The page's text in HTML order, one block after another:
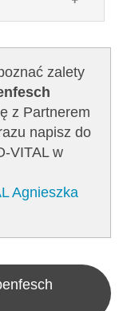
zalety
z Partnerem
napisz do
VITAL w
Agnieszka